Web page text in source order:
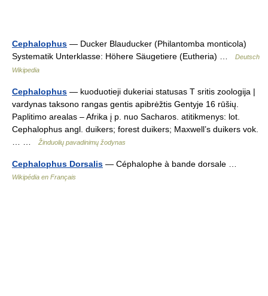
Cephalophus — Ducker Blauducker (Philantomba monticola)
Systematik Unterklasse: Höhere Säugetiere (Eutheria) …
Deutsch
Wikipedia
Cephalophus — kuoduotieji dukeriai statusas T sritis zoologija |
vardynas taksono rangas gentis apibrėžtis Gentyje 16 rūšių.
Paplitimo arealas – Afrika į p. nuo Sacharos. atitikmenys: lot.
Cephalophus angl. duikers; forest duikers; Maxwell’s duikers vok.
Žinduolių pavadinimų žodynas
Cephalophus Dorsalis — Céphalophe à bande dorsale …
Wikipédia en Français